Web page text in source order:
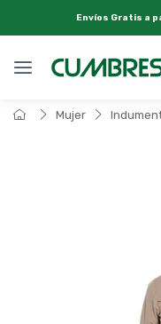
Envíos Gratis a
Mujer